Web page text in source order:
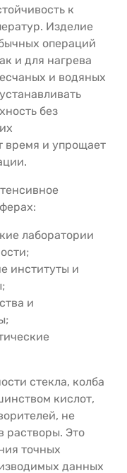
к
Изделие
операций
и для нагрева
и водяных
без
время и упрощает
лаборатории
институты и
и
стекла, колба
кислот,
не
растворы. Это
точных
данных